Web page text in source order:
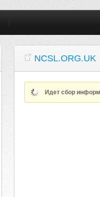
NCSL.ORG.UK
Идет сбор